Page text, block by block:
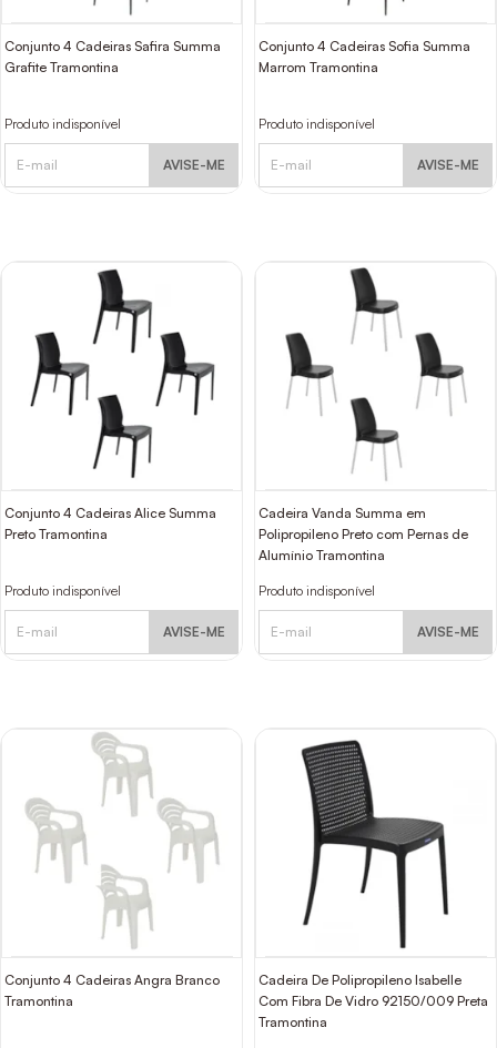
Conjunto 4 Cadeiras Safira Summa
Grafite Tramontina
Produto indisponível
AVISE-ME
Conjunto 4 Cadeiras Sofia Summa
Marrom Tramontina
Produto indisponível
AVISE-ME
Conjunto 4 Cadeiras Alice Summa
Preto Tramontina
Produto indisponível
AVISE-ME
Cadeira Vanda Summa em
Polipropileno Preto com Pernas de
Alumínio Tramontina
Produto indisponível
AVISE-ME
Conjunto 4 Cadeiras Angra Branco
Tramontina
Cadeira De Polipropileno Isabelle
Com Fibra De Vidro 92150/009 Preta
Tramontina